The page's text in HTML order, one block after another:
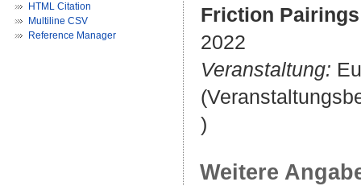
HTML Citation
Multiline CSV
Reference Manager
Friction
2022
Veranstaltung:
)
Weitere